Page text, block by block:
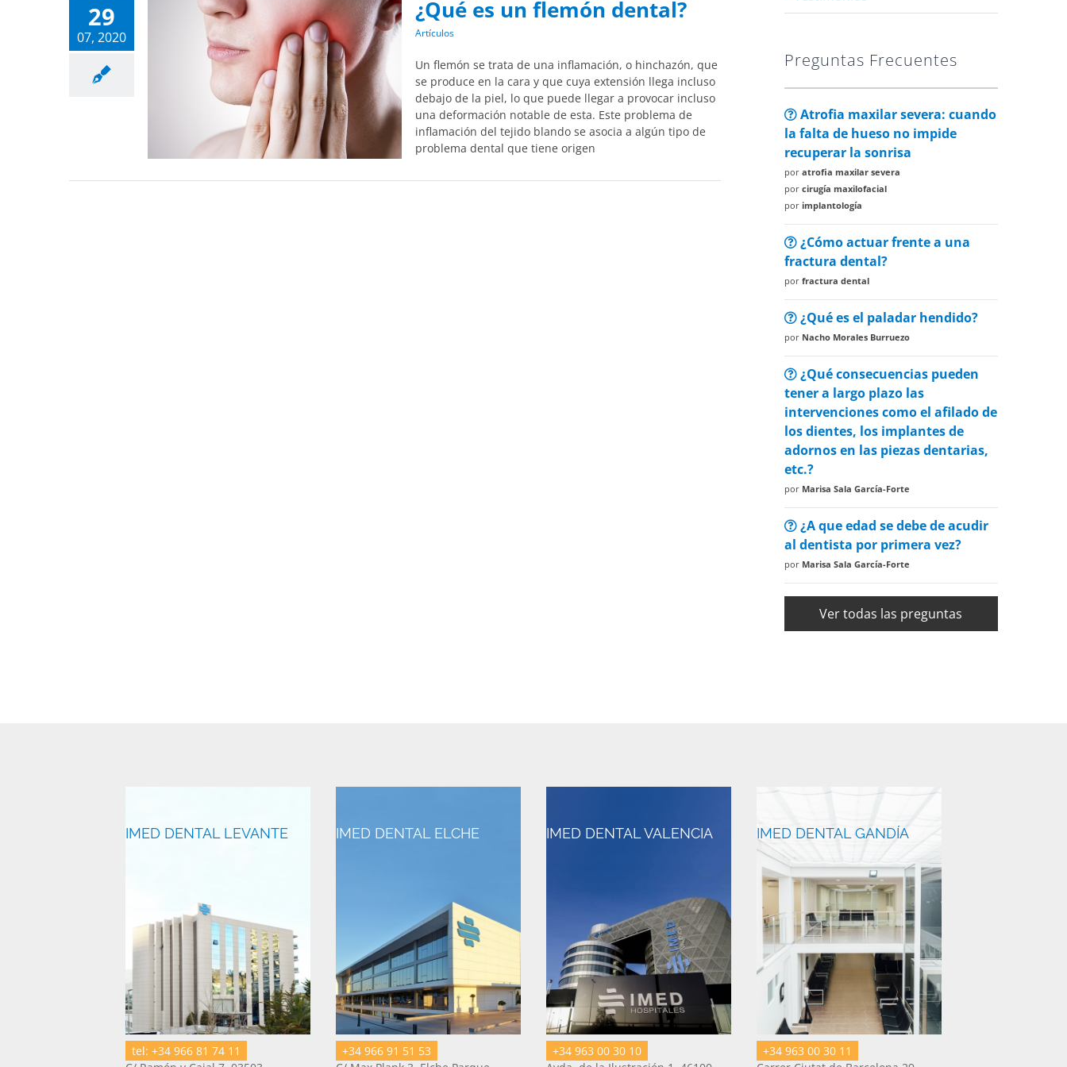
29
07, 2020
¿Qué es un flemón dental?
Artículos
Un flemón se trata de una inflamación, o hinchazón, que
se produce en la cara y que cuya extensión llega incluso
debajo de la piel, lo que puede llegar a provocar incluso
una deformación notable de esta. Este problema de
inflamación del tejido blando se asocia a algún tipo de
problema dental que tiene origen
Preguntas Frecuentes
Atrofia maxilar severa: cuando
la falta de hueso no impide
recuperar la sonrisa
por atrofia maxilar severa
por cirugía maxilofacial
por implantología
¿Cómo actuar frente a una
fractura dental?
por fractura dental
¿Qué es el paladar hendido?
por Nacho Morales Burruezo
¿Qué consecuencias pueden
tener a largo plazo las
intervenciones como el afilado de
los dientes, los implantes de
adornos en las piezas dentarias,
etc.?
por Marisa Sala García-Forte
¿A que edad se debe de acudir
al dentista por primera vez?
por Marisa Sala García-Forte
Ver todas las preguntas
IMED DENTAL LEVANTE
tel: +34 966 81 74 11
IMED DENTAL ELCHE
+34 966 91 51 53
IMED DENTAL VALENCIA
+34 963 00 30 10
IMED DENTAL GANDÍA
+34 963 00 30 11